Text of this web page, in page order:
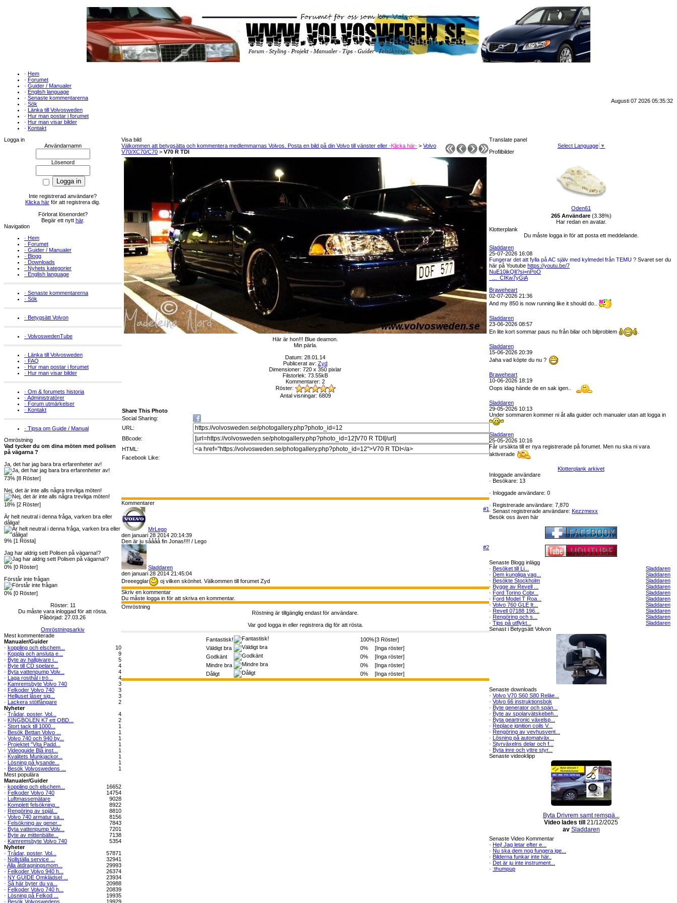
· Hem
· Forumet
· Guider / Manualer
· English language
· Senaste kommentarerna
· Sök
· Länka till Volvosweden
· Hur man postar i forumet
· Hur man visar bilder
· Kontakt
Augusti 07 2026 05:35:32
Logga in
Användarnamn
Lösenord
Inte registrerad användare?
Klicka här för att registrera dig.
Förlorat lösenordet?
Begär ett nytt här.
Navigation
· Hem
· Forumet
· Guider / Manualer
· Blogg
· Downloads
· Nyhets kategorier
· English language
· Senaste kommentarerna
· Sök
· Betygsätt Volvon
· VolvoswedenTube
· Länka till Volvosweden
· FAQ
· Hur man postar i forumet
· Hur man visar bilder
· Om & forumets historia
· Administratörer
· Forum utmärkelser
· Kontakt
· Tipsa om Guide / Manual
Omröstning
Vad tycker du om dina möten med polisen
på vägarna ?
Ja, det har jag bara bra erfarenheter av!
73% [8 Röster]
Nej, det är inte alls några trevliga möten!
18% [2 Röster]
Är helt neutral i denna fråga, varken bra eller
dåliga!
9% [1 Rösta]
Jag har aldrig sett Polisen på vägarna!?
0% [0 Röster]
Förstår inte frågan
0% [0 Röster]
Röster: 11
Du måste vara inloggad för att rösta.
Påbörjad: 27.03.26
Omröstningsarkiv
Mest kommenterade
Manualer/Guider
· koppling och elschem...
10
· Koppla och ansluta e...
9
· Byte av hallgivare i...
5
· Byte till CD spelare...
4
· Byta vattenpump Volv...
4
· Laga rosthål i trö...
4
· Kamremsbyte Volvo 740
3
· Felkoder Volvo 740
3
· Helljuset låser sig...
3
· Lackera stötfångare
2
Nyheter
· Trådar, poster, Vol...
4
· KINGBOLEN K7 ett OBD...
2
· Stort tack till 1000...
1
· Besök Bettan Volvo ...
1
· Volvo 740 och 940 by...
1
· Projektet "Vita Padd...
1
· Videoguide Blå inst...
1
· Kvalitets Munkjackor...
1
· Lösning på lysande...
1
· Besök Volvoswedens ...
1
Mest populära
Manualer/Guider
· koppling och elschem...
16652
· Felkoder Volvo 740
14754
· Luftmassemätare
9028
· Komplett felsökning...
8922
· Rengöring av spjäl...
8810
· Volvo 740 armatur sa...
8156
· Felsökning av gener...
7843
· Byta vattenpump Volv...
7201
· Byte av mittenbälte...
7138
· Kamremsbyte Volvo 740
5354
Nyheter
· Trådar, poster, Vol...
57871
· Nollställa service ...
32941
· Alla åtdragningsmom...
29993
· Felkoder Volvo 940 h...
26374
· NY GUIDE Omklädsel ...
23934
· Så här byter du va...
20988
· Felkoder Volvo 740 h...
20839
· Lösning på Felkod ...
19935
· Besök Volvoswedens ... 19929
Visa bild
Välkommen att betygsätta och kommentera medlemmarnas Volvos. Posta en bild på din Volvo till vänster eller -Klicka här- > Volvo
V70/XC70/C70 > V70 R TDI
Här är hon!!! Blue deamon.
Min pärla.
Datum: 28.01.14
Publicerat av: Zyd
Dimensioner: 720 x 350 pixlar
Filstorlek: 73.55kB
Kommentarer: 2
Röster:
Antal visningar: 6809
Share This Photo
Social Sharing:
URL:
BBcode:
HTML:
Facebook Like:
Kommentarer
#1
MrLego
den januari 28 2014 20:14:39
Den är ju såååå fin Jonas!!!! / Lego
#2
Sladdaren
den januari 28 2014 21:45:04
Dreeegglar
oj vilken skönhet. Välkommen till forumet Zyd
Skriv en kommentar
Du måste logga in för att skriva en kommentar.
Omröstning
Röstning är tillgänglig endast för användare.
Var god logga in eller registrera dig för att rösta.
Fantastisk! 100%[3 Röster]
Väldigt bra
0%
[Inga röster]
Godkänt
0%
[Inga röster]
Mindre bra
0%
[Inga röster]
Dåligt
0% [Inga röster]
Translate panel
Select Language ▼
Profilbilder
Oden61
265 Användare(3.38%)
Har redan en avatar.
Klotterplank
Du måste logga in för att posta ett meddelande.
Sladdaren
25-07-2026 16:08
Fungerar det att fylla på AC själv med kylmedel från TEMU ? Svaret ser du
här på Youtube https://youtu.be/7
NuE10ikQlI?si=nPoO
_..._CIKw7yGiA
Braweheart
02-07-2026 21:36
And my 850 is now running like it should do..
Sladdaren
23-06-2026 08:57
En lite kort sommar paus nu från bilar och bilproblem
Sladdaren
15-06-2026 20:39
Jaha vad köpte du nu ?
Braweheart
10-06-2026 18:19
Oops idag hände de en sak igen..
Sladdaren
29-05-2026 10:13
Under sommaren kommer ni åt alla guider och manualer utan att logga in
Sladdaren
25-05-2026 10:16
Får ursäkta till er nya registrerade på forumet. Men nu ska ni vara
aktiverade
Klotterplank arkivet
Inloggade användare
· Besökare: 13
· Inloggade användare: 0
· Registrerade användare: 7,870
· Senast registrerade användare: Kezzmexx
Besök oss även här
Senaste Blogg inlägg
· Besöket till Li...
Sladdaren
· Dem kungliga vag...
Sladdaren
· Besökte Stockholm
Sladdaren
· Bygge av Revell ...
Sladdaren
· Ford Torino Cobr...
Sladdaren
· Ford Model T Roa...
Sladdaren
· Volvo 760 GLE It...
Sladdaren
· Revell 07188 196...
Sladdaren
· Rengöring och s...
Sladdaren
· Tips på utflykt...
Sladdaren
Senast i Betygsätt Volvon
Senaste downloads
· Volvo V70 S60 S80 Reläe...
· Volvo 66 instruktionsbok
· Byte generator och spän...
· Byte av spolarvätskebeh...
· Byta geartronic växelsp...
· Replace ignition coils V...
· Rengöring av vevhusvent...
· Lösning på automatväx...
· Styrväxelns delar och f...
· Byta inre och yttre styr...
Senaste videoklipp
Byta Drivrem samt remspä...
Video lades till
21/12/2025
av Sladdaren
Senaste Video Kommentar
· Hej! Jag letar efter e...
· Nu ska dem nog fungera ige...
· Bilderna funkar inte här..
· Det är ju inte instrument...
· :thumpup